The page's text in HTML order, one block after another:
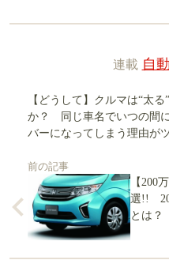
連載 自
【どうして】クルマは“太る
か？ 同じ車名でいつの間
バーになってしまう理由が
前の記事
【200
選!!
とは？